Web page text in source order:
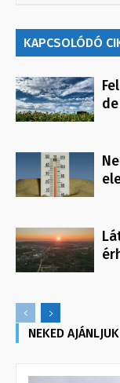
KAPCSOLÓDÓ
NEKED AJÁNLJUK